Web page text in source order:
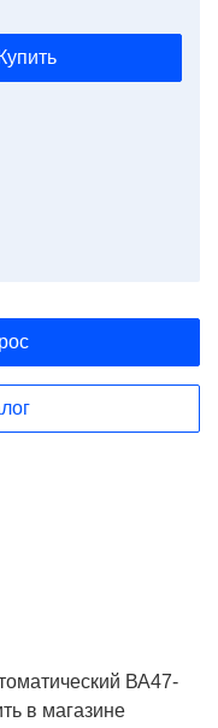
Купить
ВА47-
в магазине